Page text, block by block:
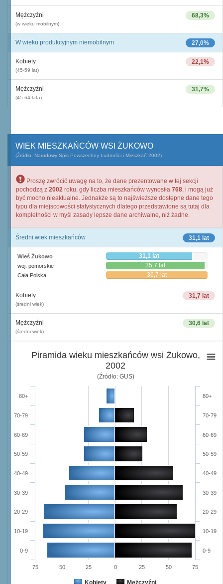
68,3%
Mężczyźni
(w wieku mobilnym)
27,0%
W wieku produkcyjnym niemobilnym
22,1%
Kobiety
(45-59 lat)
31,7%
Mężczyźni
(45-64 lata)
WIEK MIESZKAŃCÓW WSI ŻUKOWO
(Źródło: Narodowy Spis Powszechny Ludności i Mieszkań 2002)
Proszę zwrócić uwagę na to, że dane prezentowane w tej sekcji
pochodzą z 2002 roku, gdy liczba mieszkańców wynosiła 768, i mogą już
być mocno nieaktualne. Jednakże są to najświeższe dostępne dane tego
typu dla miejscowości statystycznych dlatego przedstawione są tutaj dla
kompletności w myśl zasady lepsze dane archiwalne, niż żadne.
31,1 lat
Średni wiek mieszkańców
Wieś Żukowo 31,1 lat
woj. pomorskie 35,7 lat
Cała Polska 36,7 lat
31,7 lat
Kobiety
(średni wiek)
30,6 lat
Mężczyźni
(średni wiek)
Piramida wieku mieszkańców wsi Żukowo,
2002
(Źródło: GUS)
Kobiety Mężczyźni
0-9
10-19
20-29
30-39
40-49
50-59
60-69
70-79
80+
0-9
10-19
20-29
30-39
40-49
50-59
60-69
70-79
80+
75 50 25 0 25 50 75